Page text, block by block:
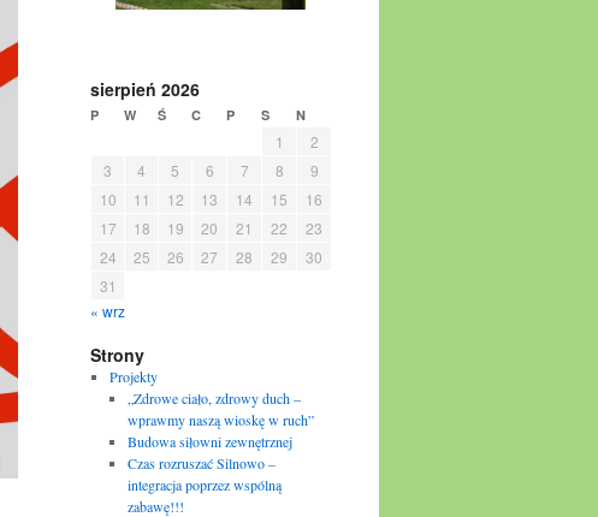
sierpień 2026
P W Ś C P S N
« wrz
1
2
3
4 5 6 7 8
9
10
11 12 13 14 15
16
17
18 19 20 21 22
23
24
25 26 27 28 29
30
31
Strony
Projekty
„Zdrowe ciało, zdrowy duch –
wprawmy naszą wioskę w ruch”
Budowa siłowni zewnętrznej
Czas rozruszać Silnowo –
integracja poprzez wspólną
zabawę!!!